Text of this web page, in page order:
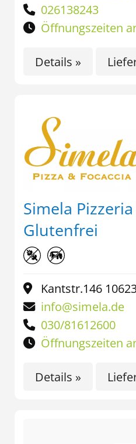
026138243
Öffnungszeiten
Details »
Simela
Glutenfrei
Kantstr.146
info@simela.de
030/81612600
Öffnungszeiten
Details »